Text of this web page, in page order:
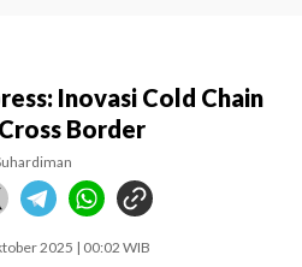
Inovasi Cold Chain
Border
2025 | 00:02 WIB